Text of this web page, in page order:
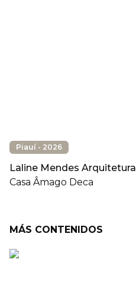
Piauí - 2026
Laline Mendes Arquitetura
Casa Âmago Deca
MÁS CONTENIDOS